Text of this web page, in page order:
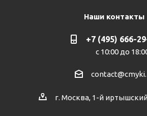
Наши контакты
+7 (495) 666-
с 10:00 до
г. Москва, 1-й